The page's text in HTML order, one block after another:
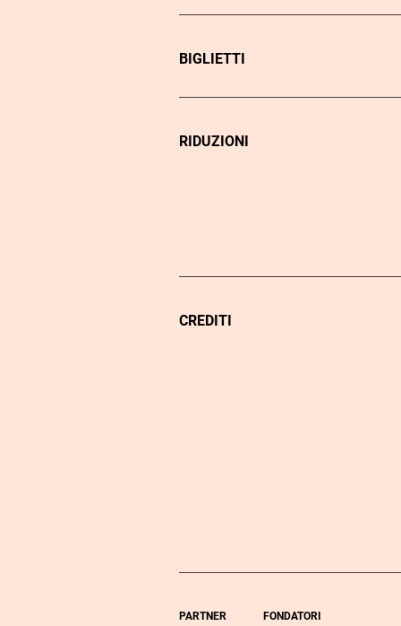
BIGLIETTI
RIDUZIONI
CREDITI
PARTNER FONDATORI